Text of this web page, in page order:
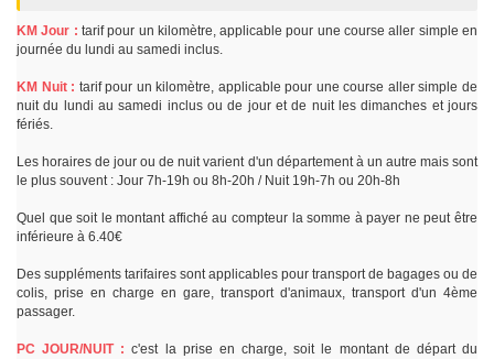
KM Jour : tarif pour un kilomètre, applicable pour une course aller simple en
journée du lundi au samedi inclus.
KM Nuit : tarif pour un kilomètre, applicable pour une course aller simple de
nuit du lundi au samedi inclus ou de jour et de nuit les dimanches et jours
fériés.
Les horaires de jour ou de nuit varient d'un département à un autre mais sont
le plus souvent : Jour 7h-19h ou 8h-20h / Nuit 19h-7h ou 20h-8h
Quel que soit le montant affiché au compteur la somme à payer ne peut être
inférieure à 6.40€
Des suppléments tarifaires sont applicables pour transport de bagages ou de
colis, prise en charge en gare, transport d'animaux, transport d'un 4ème
passager.
PC JOUR/NUIT : c'est la prise en charge, soit le montant de départ du